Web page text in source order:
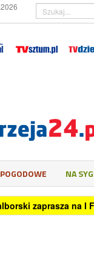
NA
zaprasza na I